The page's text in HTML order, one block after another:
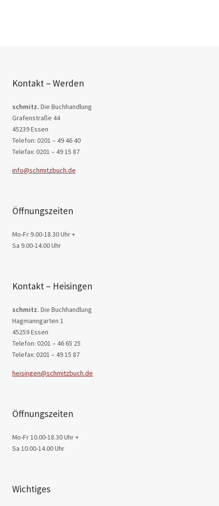
Kontakt – Werden
schmitz. Die Buchhandlung
Grafenstraße 44
45239 Essen
Telefon: 0201 – 49 46 40
Telefax: 0201 – 49 15 87
info@schmitzbuch.de
Öffnungszeiten
Mo-Fr 9.00-18.30 Uhr +
Sa 9.00-14.00 Uhr
Kontakt – Heisingen
schmitz. Die Buchhandlung
Hagmanngarten 1
45259 Essen
Telefon: 0201 – 46 65 25
Telefax: 0201 – 49 15 87
heisingen@schmitzbuch.de
Öffnungszeiten
Mo-Fr 10.00-18.30 Uhr +
Sa 10.00-14.00 Uhr
Wichtiges